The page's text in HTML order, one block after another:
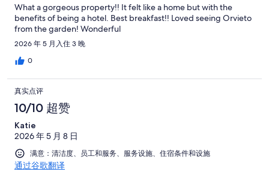
What a gorgeous property!! It felt like a home but with the
benefits of being a hotel. Best breakfast!! Loved seeing Orvieto
from the garden! Wonderful
2026 年 5 月入住 3 晚
0
真实点评
10/10 超赞
Katie
2026 年 5 月 8 日
满意：清洁度、员工和服务、服务设施、住宿条件和设施
通过谷歌翻译